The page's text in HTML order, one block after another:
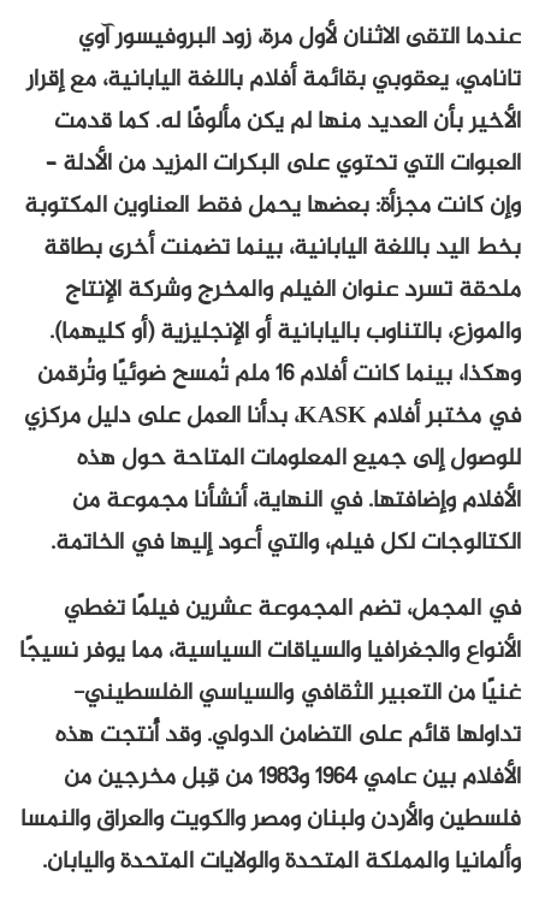
عندما التقى الاثنان لأول مرة، زود البروفيسور آوي
تانامي، يعقوبي بقائمة أفلام باللغة اليابانية، مع إقرار
الأخير بأن العديد منها لم يكن مألوفًا له. كما قدمت
العبوات التي تحتوي على البكرات المزيد من الأدلة –
وإن كانت مجزأة: بعضها يحمل فقط العناوين المكتوبة
بخط اليد باللغة اليابانية، بينما تضمنت أخرى بطاقة
ملحقة تسرد عنوان الفيلم والمخرج وشركة الإنتاج
والموزع، بالتناوب باليابانية أو الإنجليزية (أو كليهما).
وهكذا، بينما كانت أفلام 16 ملم تُمسح ضوئيًا وتُرقمن
في مختبر أفلام KASK، بدأنا العمل على دليل مركزي
للوصول إلى جميع المعلومات المتاحة حول هذه
الأفلام وإضافتها. في النهاية، أنشأنا مجموعة من
الكتالوجات لكل فيلم، والتي أعود إليها في الخاتمة.
في المجمل، تضم المجموعة عشرين فيلمًا تغطي
الأنواع والجغرافيا والسياقات السياسية، مما يوفر نسيجًا
غنيًا من التعبير الثقافي والسياسي الفلسطيني-
تداولها قائم على التضامن الدولي. وقد أُنتجت هذه
الأفلام بين عامي ١٩٦٤ و١٩٨٣ من قِبل مخرجين من
فلسطين والأردن ولبنان ومصر والكويت والعراق والنمسا
وألمانيا والمملكة المتحدة والولايات المتحدة واليابان.